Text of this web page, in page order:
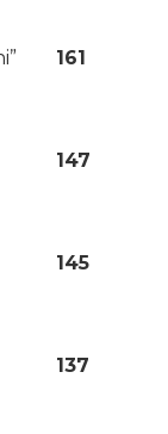
161
147
145
137